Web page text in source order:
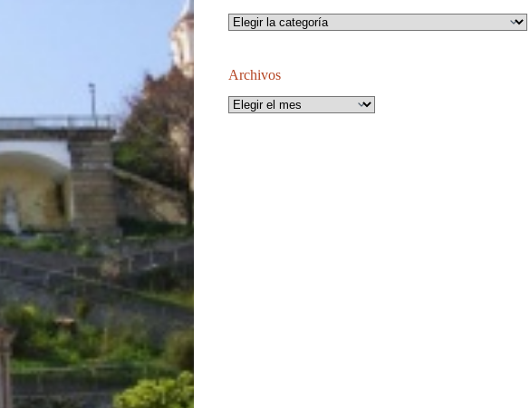
Categorías
Archivos
Archivos